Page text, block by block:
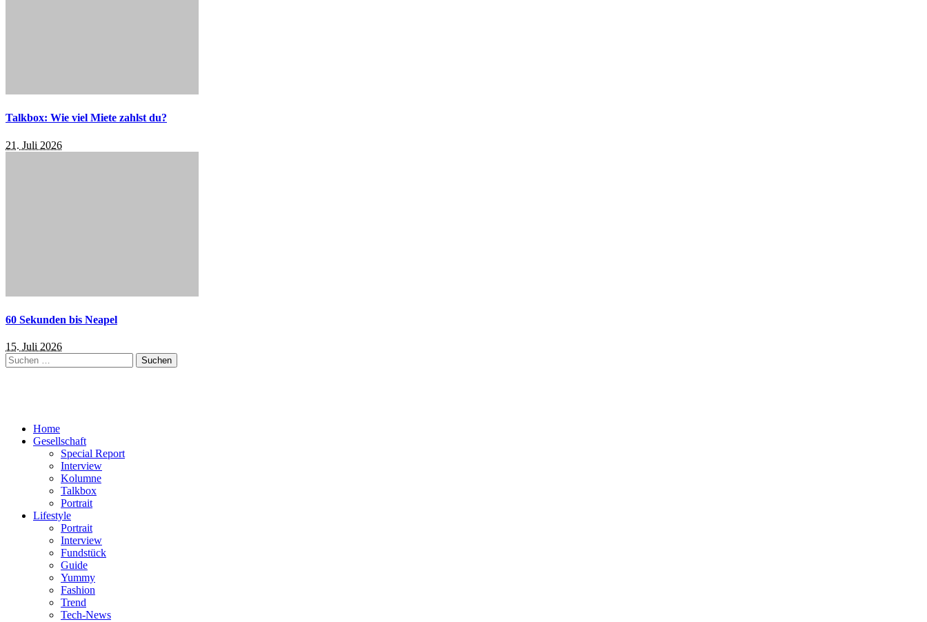
Talkbox: Wie viel Miete zahlst du?
21. Juli 2026
60 Sekunden bis Neapel
15. Juli 2026
Suchen
nach:
Home
Gesellschaft
Special Report
Interview
Kolumne
Talkbox
Portrait
Lifestyle
Portrait
Interview
Fundstück
Guide
Yummy
Fashion
Trend
Tech-News